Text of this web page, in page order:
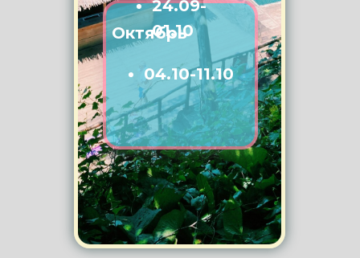
Октябрь
04.10-11.10
15.09-
22.09
24.09-
01.10